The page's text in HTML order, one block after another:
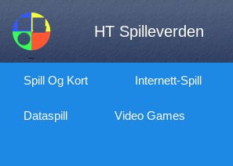
HT Spilleverden
Spill Og Kort Internett-Spill
Dataspill Video Games